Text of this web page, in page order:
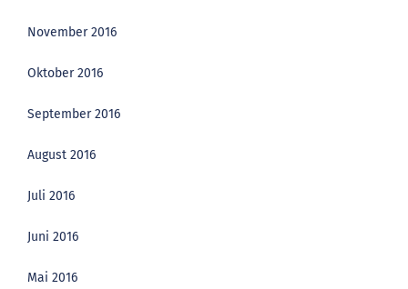
November 2016
Oktober 2016
September 2016
August 2016
Juli 2016
Juni 2016
Mai 2016